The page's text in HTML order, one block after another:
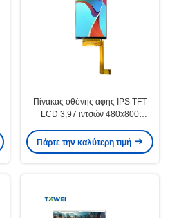
Πίνακας οθόνης αφής IPS TFT
LCD 3,97 ιντσών 480x800
MIPI
Πάρτε την καλύτερη τιμή